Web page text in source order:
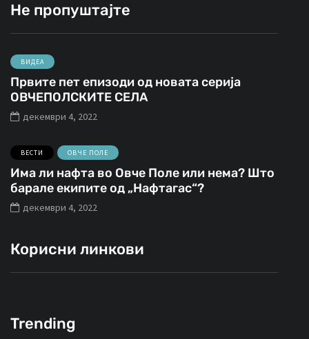
Не пропуштајте
ВИДЕА
Првите пет епизоди од новата серија
ОВЧЕПОЛСКИТЕ СЕЛА
декември 4, 2022
ВЕСТИ ОВЧЕ ПОЛЕ
Има ли нафта во Овче Поле или нема? Што
барале екипите од „Нафтагас“?
декември 4, 2022
Корисни линкови
Trending